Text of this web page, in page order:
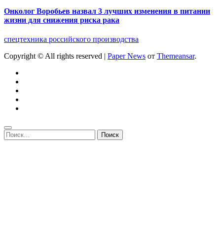
Онколог Воробьев назвал 3 лучших изменения в питании
жизни для снижения риска рака
спецтехника российского производства
Copyright © All rights reserved | Paper News от Themeansar.
Найти: